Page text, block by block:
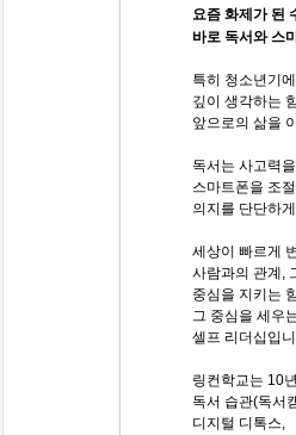
요즘 화제가 된
바로 독서와 스
특히 청소년기
깊이 생각하는
앞으로의 삶을
독서는 사고력
스마트폰을 조
의지를 단단하
세상이 빠르게
사람과의 관계,
중심을 지키는
그 중심을 세우
셀프 리더십입
링컨학교는 10
독서 습관(독서
디지털 디톡스,